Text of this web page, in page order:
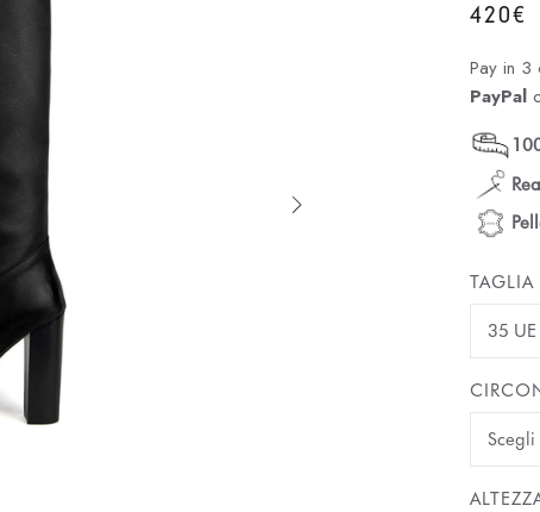
420€
Pay in 3
PayPal
TAGLIA
35 UE